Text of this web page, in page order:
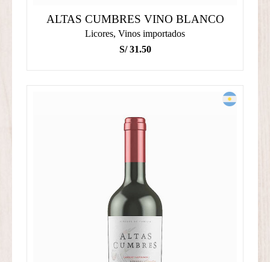
ALTAS CUMBRES VINO BLANCO
Licores, Vinos importados
S/31.50